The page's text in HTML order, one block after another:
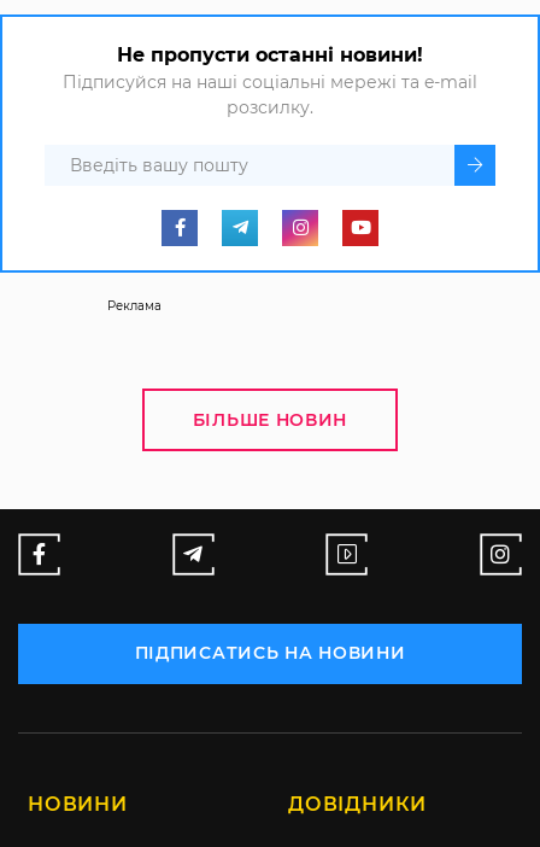
Не пропусти останні новини!
Підписуйся на наші соціальні мережі та e-mail
розсилку.
Реклама
БІЛЬШЕ НОВИН
ПІДПИСАТИСЬ НА НОВИНИ
НОВИНИ ДОВІДНИКИ